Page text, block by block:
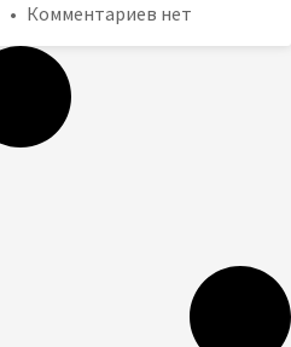
Комментариев нет